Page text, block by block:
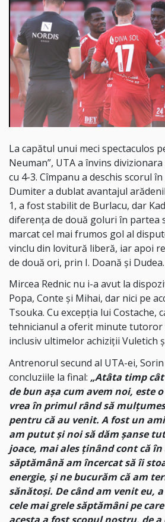
La capătul unui meci spectaculos
Neuman”, UTA a învins divizionara
cu 4-3. Cîmpanu a deschis scorul
Dumiter a dublat avantajul
1, a fost stabilit de Burlacu, dar
diferența de două goluri în partea
marcat cel mai frumos gol al
vinclu din lovitură liberă, iar apoi
de două ori, prin I. Doană și Dudea.
Mircea Rednic nu i-a avut la
Popa, Conte și Mihai, dar nici pe
Tsouka. Cu excepția lui Costache,
tehnicianul a oferit minute
inclusiv ultimelor achiziții Vuletich
Antrenorul secund al UTA-ei,
concluziile la final: „Atâta timp
de bun așa cum avem noi, este
vrea în primul rând să
pentru că au venit. A fost un
am putut și noi să dăm șanse
joace, mai ales ținând cont că în
săptămână am încercat să îi
energie, și ne bucurăm că am
sănătoși. De când am venit eu,
cele mai grele săptămâni pe